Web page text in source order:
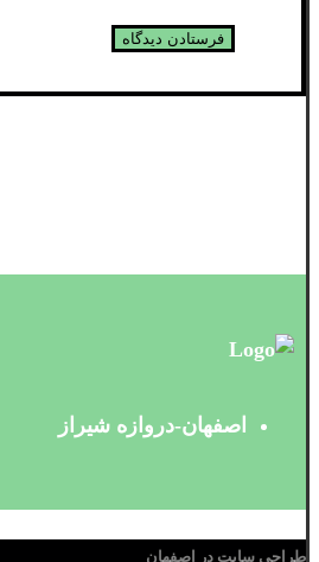
اصفهان-دروازه شیراز
طراحی سایت در اصفهان